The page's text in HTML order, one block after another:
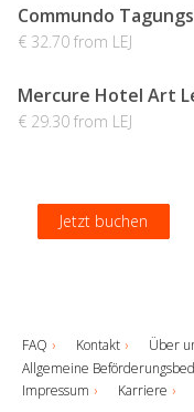
Jetzt buchen
Jetzt buchen
Commundo
€ 32.70 from LEJ
Jetzt buchen
Mercure Hotel Art
€ 29.30 from LEJ
Jetzt buchen
FAQ Kontakt Über
Allgemeine
Impressum
Karriere